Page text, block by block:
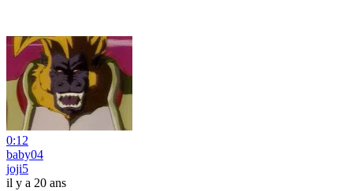
0:12
baby04
joji5
il y a 20 ans